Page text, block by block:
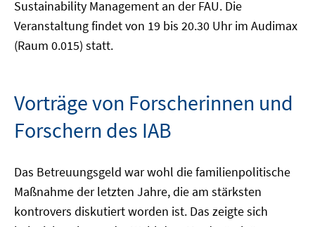
Sustainability Management an der FAU. Die
Veranstaltung findet von 19 bis 20.30 Uhr im Audimax
(Raum 0.015) statt.
Vorträge von Forscherinnen und
Forschern des IAB
Das Betreuungsgeld war wohl die familienpolitische
Maßnahme der letzten Jahre, die am stärksten
kontrovers diskutiert worden ist. Das zeigte sich